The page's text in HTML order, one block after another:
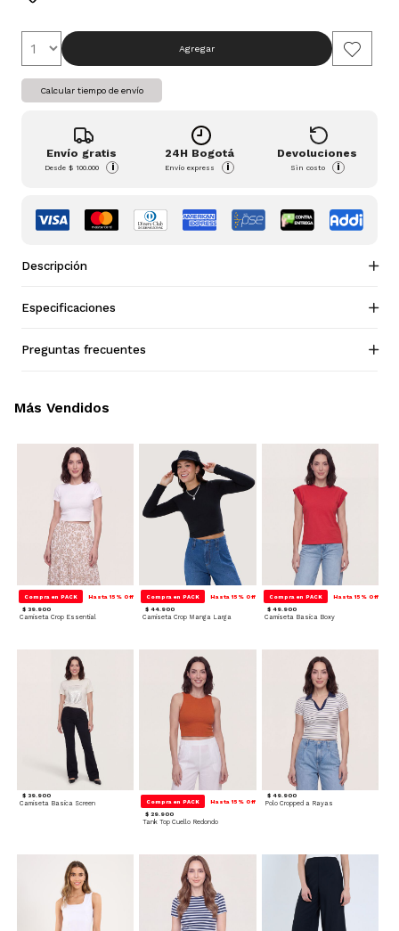
Agregar
Calcular tiempo de envío
Envío gratis
Desde$ 100.000 i
24H Bogotá
Envío express i
Devoluciones
Sin costo i
Descripción
Especificaciones
Preguntas frecuentes
Compra en PACK Hasta 15% Off
$ 39.900
Camiseta Crop Essential
Compra en PACK Hasta 15% Off
$ 44.900
Camiseta Crop Manga Larga
Compra en PACK Hasta 15% Off
$ 49.900
Camiseta Basica Boxy
$ 39.900
Camiseta Basica Screen Compra en PACK Hasta 15% Off
$ 29.900
Tank Top Cuello Redondo
$ 49.900
Polo Cropped a Rayas
Más Vendidos